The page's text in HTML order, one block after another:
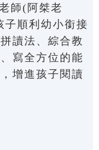
師(阿桀老
子順利幼小銜接
讀法、綜合教
寫全方位的能
增進孩子閱讀